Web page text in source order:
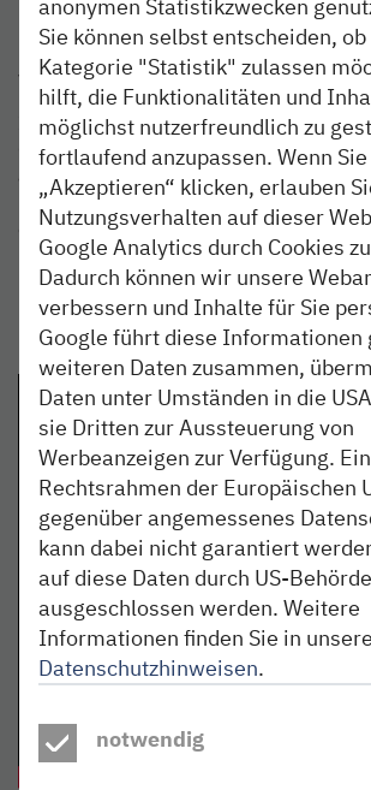
Das Abenteuer beginnt mit der
weiter, spektakulärer!
Im Jahr 2017 haben wir einen
Contest mit der Kunstschule Wandsbek
angehenden Kommunikationsdesigner
und unterhaltsame Videos zu den
der RB 61 und RB 71 erstellt. In diesem
Lena Vollbehr, Igor Ayach, Katharina
Dubbels in dem Hochseilgarten Heist an
haben dabei jede Menge Spaß.
anonymen Statistikzwecken
Sie können selbst entscheiden, ob
Kategorie "Statistik" zulassen
hilft, die Funktionalitäten und
möglichst nutzerfreundlich zu
fortlaufend anzupassen. Wenn
„Akzeptieren“ klicken, erlauben
Nutzungsverhalten auf dieser
Google Analytics durch Cookies
Dadurch können wir unsere
verbessern und Inhalte für Sie
Google führt diese Informationen
weiteren Daten zusammen,
Daten unter Umständen in die
sie Dritten zur Aussteuerung von
Werbeanzeigen zur Verfügung.
Rechtsrahmen der Europäischen
gegenüber angemessenes
kann dabei nicht garantiert
auf diese Daten durch US-
ausgeschlossen werden. Weitere
Informationen finden Sie in
Datenschutzhinweisen.
notwendig